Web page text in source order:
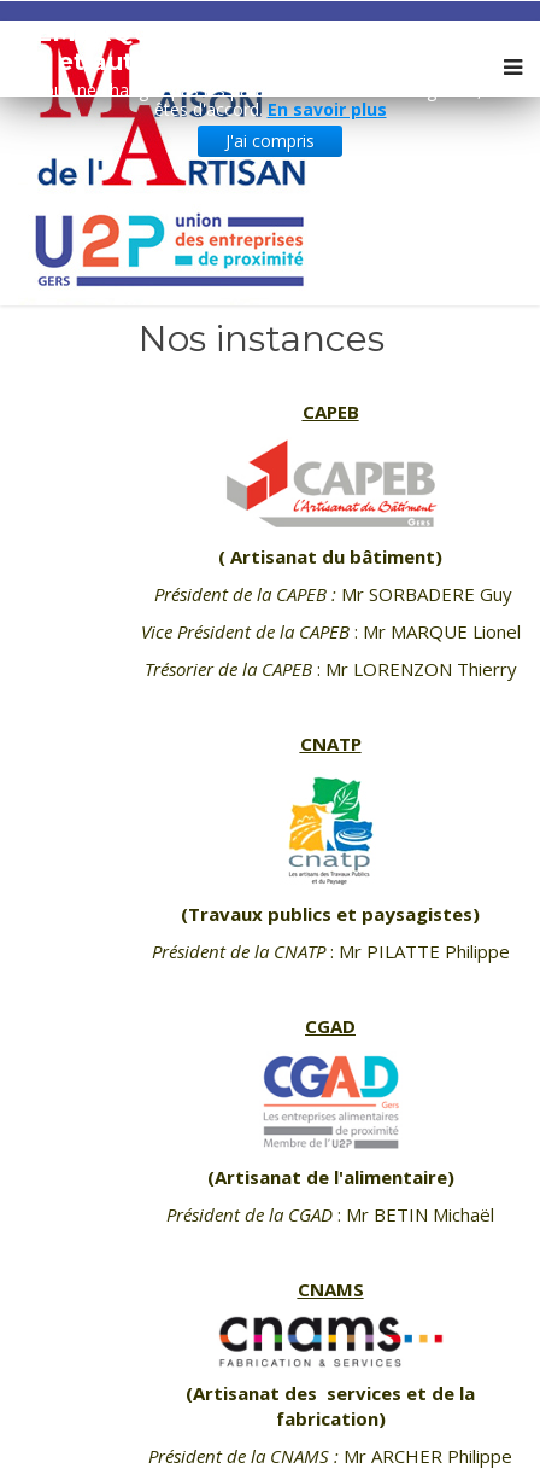
REMARQUE ! Ce site utilise des cookies
et autres technologies similaires.
Si vous ne changez pas les paramètres de votre navigateur, vous
êtes d'accord.En savoir plus
J'ai compris
Nos instances
CAPEB
( Artisanat du bâtiment)
Président de la CAPEB :Mr SORBADERE Guy
Vice Président de la CAPEB: Mr MARQUE Lionel
Trésorier de la CAPEB: Mr LORENZON Thierry
CNATP
(Travaux publics et paysagistes)
Président de la CNATP: Mr PILATTE Philippe
CGAD
(Artisanat de l'alimentaire)
Président de la CGAD : Mr BETIN Michaël
CNAMS
(Artisanat des services et de la
fabrication)
Président de la CNAMS : Mr ARCHER Philippe